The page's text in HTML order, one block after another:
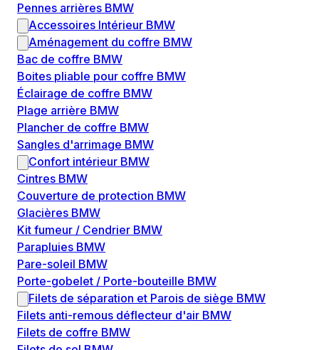
Pennes arrières BMW
Accessoires Intérieur BMW
Aménagement du coffre BMW
Bac de coffre BMW
Boites pliable pour coffre BMW
Éclairage de coffre BMW
Plage arrière BMW
Plancher de coffre BMW
Sangles d'arrimage BMW
Confort intérieur BMW
Cintres BMW
Couverture de protection BMW
Glacières BMW
Kit fumeur / Cendrier BMW
Parapluies BMW
Pare-soleil BMW
Porte-gobelet / Porte-bouteille BMW
Filets de séparation et Parois de siège BMW
Filets anti-remous déflecteur d'air BMW
Filets de coffre BMW